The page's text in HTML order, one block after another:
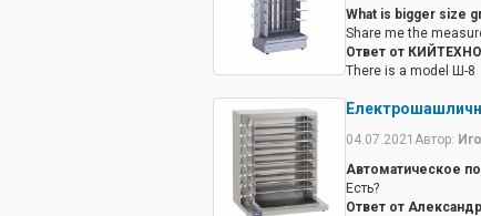
What is bigger size
Share me the
Ответ от КИЙТЕХНО
There is a model Ш-8
04.07.2021 Автор:
Автоматическое
Есть?
Ответ от Александр